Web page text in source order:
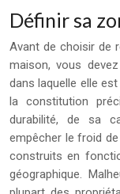
Définir sa
Avant de choisir de
maison, vous
dans laquelle elle
la constitution
durabilité, de sa
empêcher le froid
construits en
géographique.